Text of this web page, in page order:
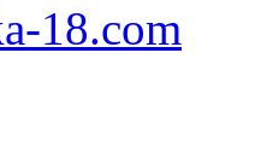
18.com